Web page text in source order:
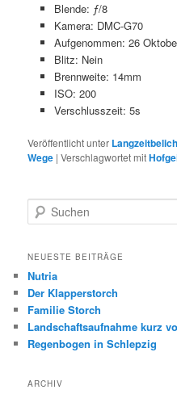
Blende: ƒ/8
Kamera: DMC-G70
Aufgenommen: 26
Blitz: Nein
Brennweite: 14mm
ISO: 200
Verschlusszeit: 5s
Veröffentlicht unter
Wege |Verschlagwortet mit
u
h
n
NEUESTE BEITRÄGE
Nutria
Der Klapperstorch
Familie Storch
Landschaftsaufnahme kurz
Regenbogen in Schlepzig
ARCHIV